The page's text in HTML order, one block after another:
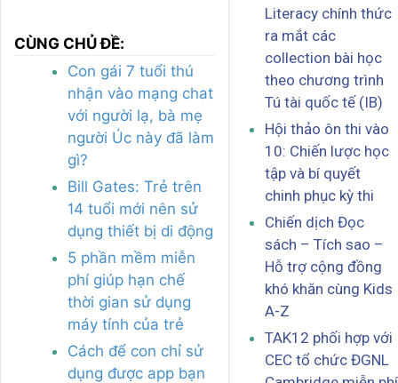
CÙNG CHỦ ĐỀ:
Con gái 7 tuổi thú
nhận vào mạng chat
với người lạ, bà mẹ
người Úc này đã làm
gì?
Bill Gates: Trẻ trên
14 tuổi mới nên sử
dụng thiết bị di động
5 phần mềm miễn
phí giúp hạn chế
thời gian sử dụng
máy tính của trẻ
Cách để con chỉ sử
dụng được app bạn
Literacy chính thức
ra mắt các
collection bài học
theo chương trình
Tú tài quốc tế (IB)
Hội thảo ôn thi vào
10: Chiến lược học
tập và bí quyết
chinh phục kỳ thi
Chiến dịch Đọc
sách – Tích sao –
Hỗ trợ cộng đồng
khó khăn cùng Kids
A-Z
TAK12 phối hợp với
CEC tổ chức ĐGNL